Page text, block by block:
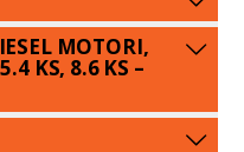
MOTORI,
KS, 8.6 KS –